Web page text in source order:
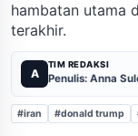
hambatan utama
terakhir.
A
TIM REDAKSI
Penulis: Anna
#iran #donald trump